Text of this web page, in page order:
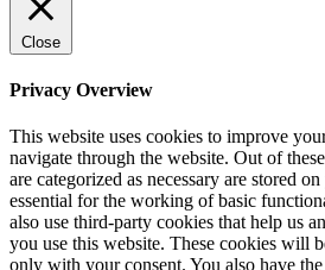
Close
Privacy Overview
This website uses cookies to improve
navigate through the website. Out of
are categorized as necessary are stored
essential for the working of basic
also use third-party cookies that help us
you use this website. These cookies will
only with your consent. You also have